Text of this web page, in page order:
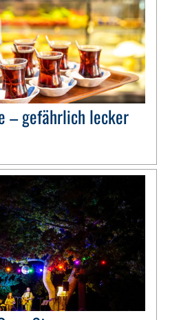
– gefährlich lecker